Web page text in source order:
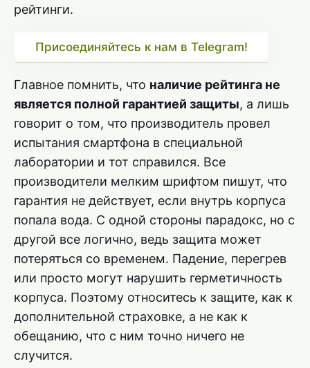
рейтинги.
Присоединяйтесь к нам в Telegram!
Главное помнить, что наличие рейтинга не
является полной гарантией защиты, а лишь
говорит о том, что производитель провел
испытания смартфона в специальной
лаборатории и тот справился. Все
производители мелким шрифтом пишут, что
гарантия не действует, если внутрь корпуса
попала вода. С одной стороны парадокс, но с
другой все логично, ведь защита может
потеряться со временем. Падение, перегрев
или просто могут нарушить герметичность
корпуса. Поэтому относитесь к защите, как к
дополнительной страховке, а не как к
обещанию, что с ним точно ничего не
случится.